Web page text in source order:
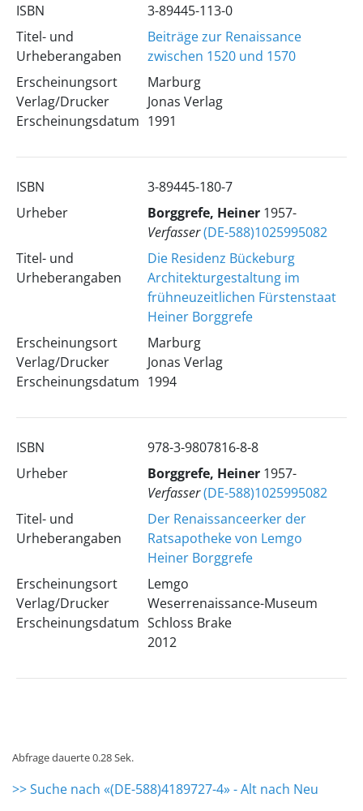
ISBN
3-89445-113-0
Titel- und
Urheberangaben
Beiträge zur Renaissance
zwischen 1520 und 1570
Erscheinungsort
Verlag/Drucker
Erscheinungsdatum
Marburg
Jonas Verlag
1991
ISBN
3-89445-180-7
Urheber
Borggrefe, Heiner 1957-
Verfasser(DE-588)1025995082
Titel- und
Urheberangaben
Die Residenz Bückeburg
Architekturgestaltung im
frühneuzeitlichen Fürstenstaat
Heiner Borggrefe
Erscheinungsort
Verlag/Drucker
Erscheinungsdatum
Marburg
Jonas Verlag
1994
ISBN
978-3-9807816-8-8
Urheber
Borggrefe, Heiner 1957-
Verfasser(DE-588)1025995082
Titel- und
Urheberangaben
Der Renaissanceerker der
Ratsapotheke von Lemgo
Heiner Borggrefe
Erscheinungsort
Verlag/Drucker
Erscheinungsdatum
Lemgo
Weserrenaissance-Museum
Schloss Brake
2012
Abfrage dauerte 0.28 Sek.
>> Suche nach «(DE-588)4189727-4» - Alt nach Neu